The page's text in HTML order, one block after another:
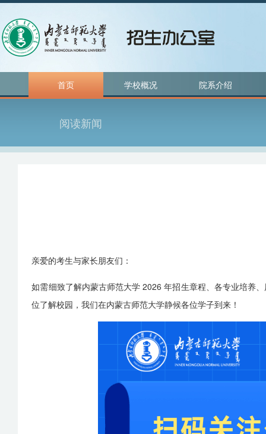
首页 学校概况 院系介绍
阅读新闻
亲爱的考生与家长朋友们：
如需细致了解内蒙古师范大学 2026 年招生章程、各专业培养
位了解校园，我们在内蒙古师范大学静候各位学子到来！